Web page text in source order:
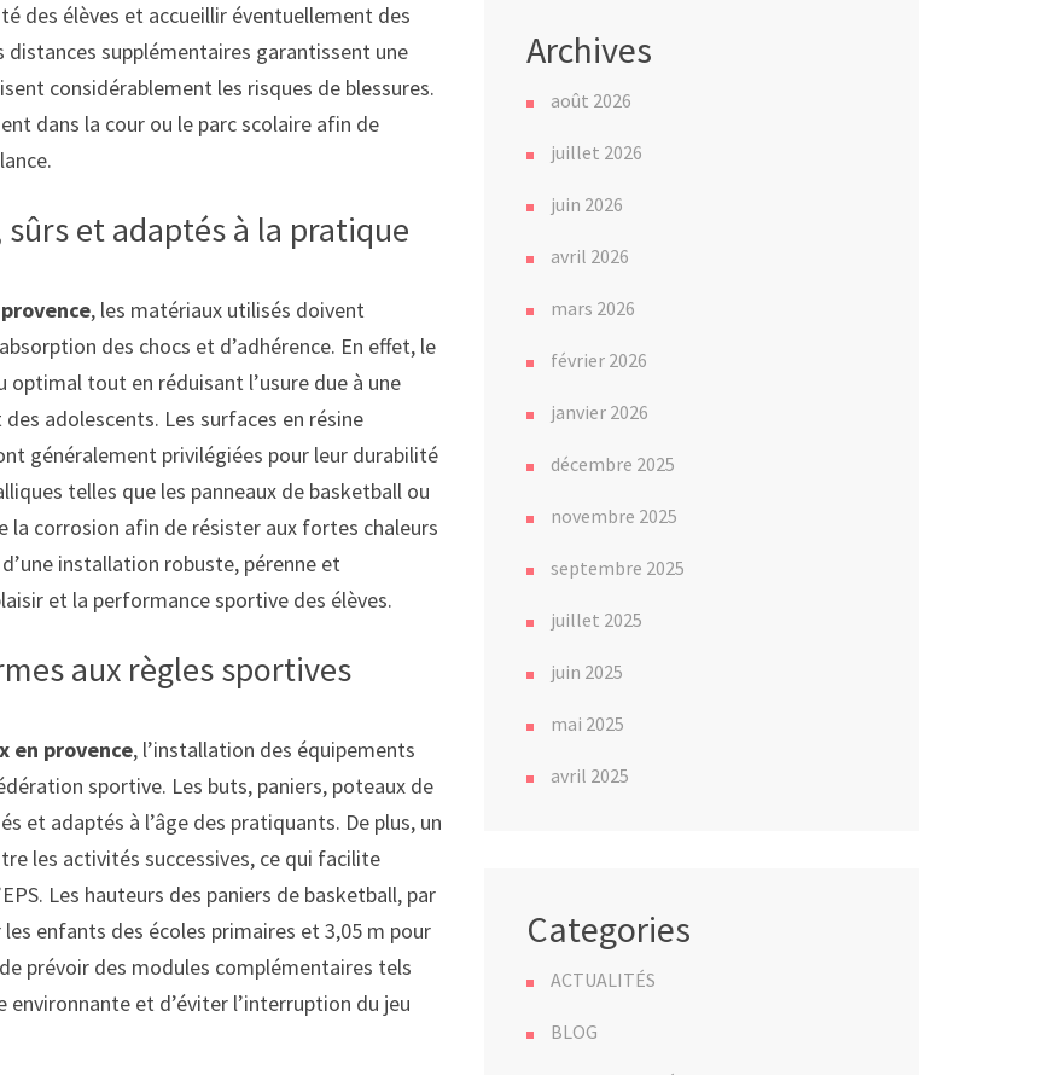
des élèves et accueillir éventuellement des
supplémentaires garantissent une
considérablement les risques de blessures.
dans la cour ou le parc scolaire afin de
et adaptés à la pratique
, les matériaux utilisés doivent
des chocs et d’adhérence. En effet, le
tout en réduisant l’usure due à une
adolescents. Les surfaces en résine
généralement privilégiées pour leur durabilité
telles que les panneaux de basketball ou
corrosion afin de résister aux fortes chaleurs
installation robuste, pérenne et
et la performance sportive des élèves.
aux règles sportives
en provence, l’installation des équipements
sportive. Les buts, paniers, poteaux de
et adaptés à l’âge des pratiquants. De plus, un
les activités successives, ce qui facilite
Les hauteurs des paniers de basketball, par
enfants des écoles primaires et 3,05 m pour
prévoir des modules complémentaires tels
et d’éviter l’interruption du jeu
Archives
août 2026
juillet 2026
juin 2026
avril 2026
mars 2026
février 2026
janvier 2026
décembre 2025
novembre 2025
septembre 2025
juillet 2025
juin 2025
mai 2025
avril 2025
Categories
ACTUALITÉS
BLOG